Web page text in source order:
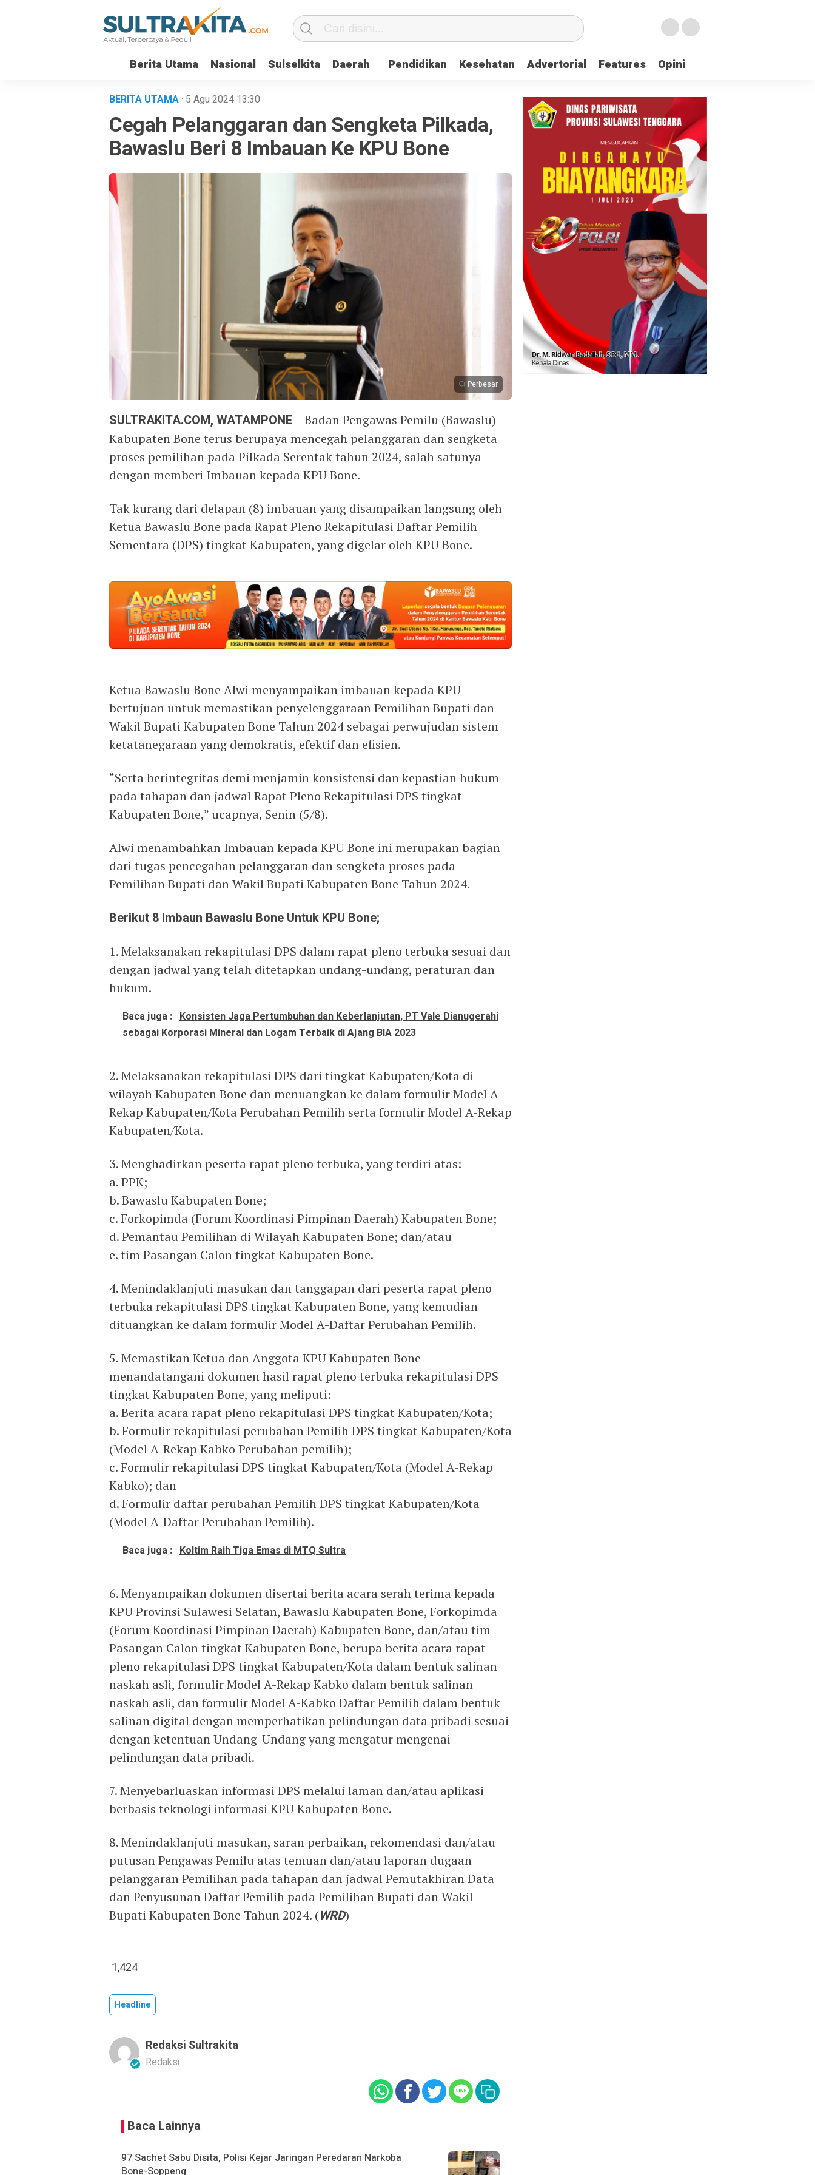
Berita Utama Nasional Sulselkita Daerah Pendidikan Kesehatan Advertorial Features Opini
BERITA UTAMA· 5 Agu 2024 13:30
Cegah Pelanggaran dan Sengketa Pilkada,
Bawaslu Beri 8 Imbauan Ke KPU Bone
Perbesar
SULTRAKITA.COM, WATAMPONE– Badan Pengawas Pemilu (Bawaslu)
Kabupaten Bone terus berupaya mencegah pelanggaran dan sengketa
proses pemilihan pada Pilkada Serentak tahun 2024, salah satunya
dengan memberi Imbauan kepada KPU Bone.
Tak kurang dari delapan (8) imbauan yang disampaikan langsung oleh
Ketua Bawaslu Bone pada Rapat Pleno Rekapitulasi Daftar Pemilih
Sementara (DPS) tingkat Kabupaten, yang digelar oleh KPU Bone.
Ketua Bawaslu Bone Alwi menyampaikan imbauan kepada KPU
bertujuan untuk memastikan penyelenggaraan Pemilihan Bupati dan
Wakil Bupati Kabupaten Bone Tahun 2024 sebagai perwujudan sistem
ketatanegaraan yang demokratis, efektif dan efisien.
“Serta berintegritas demi menjamin konsistensi dan kepastian hukum
pada tahapan dan jadwal Rapat Pleno Rekapitulasi DPS tingkat
Kabupaten Bone,” ucapnya, Senin (5/8).
Alwi menambahkan Imbauan kepada KPU Bone ini merupakan bagian
dari tugas pencegahan pelanggaran dan sengketa proses pada
Pemilihan Bupati dan Wakil Bupati Kabupaten Bone Tahun 2024.
Berikut 8 Imbaun Bawaslu Bone Untuk KPU Bone;
1. Melaksanakan rekapitulasi DPS dalam rapat pleno terbuka sesuai dan
dengan jadwal yang telah ditetapkan undang-undang, peraturan dan
hukum.
Baca juga : Konsisten Jaga Pertumbuhan dan Keberlanjutan, PT Vale Dianugerahi
sebagai Korporasi Mineral dan Logam Terbaik di Ajang BIA 2023
2. Melaksanakan rekapitulasi DPS dari tingkat Kabupaten/Kota di
wilayah Kabupaten Bone dan menuangkan ke dalam formulir Model A-
Rekap Kabupaten/Kota Perubahan Pemilih serta formulir Model A-Rekap
Kabupaten/Kota.
3. Menghadirkan peserta rapat pleno terbuka, yang terdiri atas:
a. PPK;
b. Bawaslu Kabupaten Bone;
c. Forkopimda (Forum Koordinasi Pimpinan Daerah) Kabupaten Bone;
d. Pemantau Pemilihan di Wilayah Kabupaten Bone; dan/atau
e. tim Pasangan Calon tingkat Kabupaten Bone.
4. Menindaklanjuti masukan dan tanggapan dari peserta rapat pleno
terbuka rekapitulasi DPS tingkat Kabupaten Bone, yang kemudian
dituangkan ke dalam formulir Model A-Daftar Perubahan Pemilih.
5. Memastikan Ketua dan Anggota KPU Kabupaten Bone
menandatangani dokumen hasil rapat pleno terbuka rekapitulasi DPS
tingkat Kabupaten Bone, yang meliputi:
a. Berita acara rapat pleno rekapitulasi DPS tingkat Kabupaten/Kota;
b. Formulir rekapitulasi perubahan Pemilih DPS tingkat Kabupaten/Kota
(Model A-Rekap Kabko Perubahan pemilih);
c. Formulir rekapitulasi DPS tingkat Kabupaten/Kota (Model A-Rekap
Kabko); dan
d. Formulir daftar perubahan Pemilih DPS tingkat Kabupaten/Kota
(Model A-Daftar Perubahan Pemilih).
Baca juga : Koltim Raih Tiga Emas di MTQ Sultra
6. Menyampaikan dokumen disertai berita acara serah terima kepada
KPU Provinsi Sulawesi Selatan, Bawaslu Kabupaten Bone, Forkopimda
(Forum Koordinasi Pimpinan Daerah) Kabupaten Bone, dan/atau tim
Pasangan Calon tingkat Kabupaten Bone, berupa berita acara rapat
pleno rekapitulasi DPS tingkat Kabupaten/Kota dalam bentuk salinan
naskah asli, formulir Model A-Rekap Kabko dalam bentuk salinan
naskah asli, dan formulir Model A-Kabko Daftar Pemilih dalam bentuk
salinan digital dengan memperhatikan pelindungan data pribadi sesuai
dengan ketentuan Undang-Undang yang mengatur mengenai
pelindungan data pribadi.
7. Menyebarluaskan informasi DPS melalui laman dan/atau aplikasi
berbasis teknologi informasi KPU Kabupaten Bone.
8. Menindaklanjuti masukan, saran perbaikan, rekomendasi dan/atau
putusan Pengawas Pemilu atas temuan dan/atau laporan dugaan
pelanggaran Pemilihan pada tahapan dan jadwal Pemutakhiran Data
dan Penyusunan Daftar Pemilih pada Pemilihan Bupati dan Wakil
Bupati Kabupaten Bone Tahun 2024. (WRD)
1,424
Headline
Redaksi Sultrakita
Redaksi
Baca Lainnya
97 Sachet Sabu Disita, Polisi Kejar Jaringan Peredaran Narkoba
Bone-Soppeng